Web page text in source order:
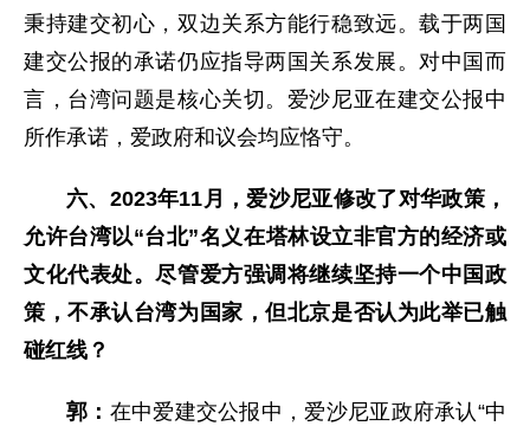
秉持建交初心，双边关系方能行稳致远。载于两国
建交公报的承诺仍应指导两国关系发展。对中国而
言，台湾问题是核心关切。爱沙尼亚在建交公报中
所作承诺，爱政府和议会均应恪守。
六、2023年11月，爱沙尼亚修改了对华政策，
允许台湾以“台北”名义在塔林设立非官方的经济或
文化代表处。尽管爱方强调将继续坚持一个中国政
策，不承认台湾为国家，但北京是否认为此举已触
碰红线？
郭： 在中爱建交公报中，爱沙尼亚政府承认“中